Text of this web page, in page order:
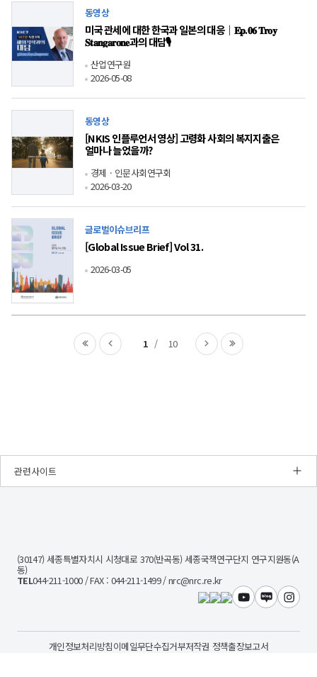
동영상
미국 관세에 대한 한국과 일본의 대응｜𝐄𝐩.𝟎𝟔 𝐓𝐫𝐨𝐲
𝐒𝐭𝐚𝐧𝐠𝐚𝐫𝐨𝐧𝐞과의 대담🎙️
산업연구원
2026-05-08
동영상
[NKIS 인플루언서 영상] 고령화 사회의 복지지출은
얼마나 늘었을까?
경제ㆍ인문사회연구회
2026-03-20
글로벌이슈브리프
[Global Issue Brief] Vol 31.
2026-03-05
첫
이전
1 10
다음
끝
관련사이트
문
사
회
연
(30147) 세종특별자치시 시청대로 370(반곡동) 세종국책연구단지 연구지원동(A
동)
TEL044-211-1000 / FAX : 044-211-1499 / nrc@nrc.re.kr
유튜브블로그인스
개인정보처리방침이메일무단수집거부저작권 정책출장보고서